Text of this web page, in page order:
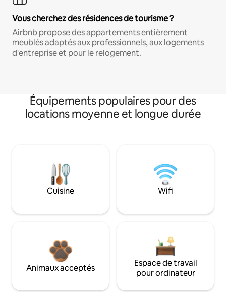
Vous cherchez des résidences de tourisme ?
Airbnb propose des appartements entièrement
meublés adaptés aux professionnels, aux logements
d'entreprise et pour le relogement.
Équipements populaires pour des
locations moyenne et longue durée
Cuisine Wifi
Animaux acceptés
Espace de travail
pour ordinateur